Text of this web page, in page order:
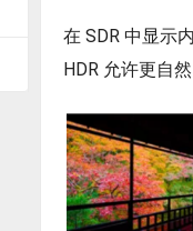
在 SDR 中显示
HDR 允许更自